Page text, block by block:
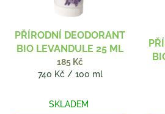
PŘÍRODNÍ DEODORANT
BIO LEVANDULE 25 ML
185 Kč
Měrná
740 Kč / 100 ml
SKLADEM